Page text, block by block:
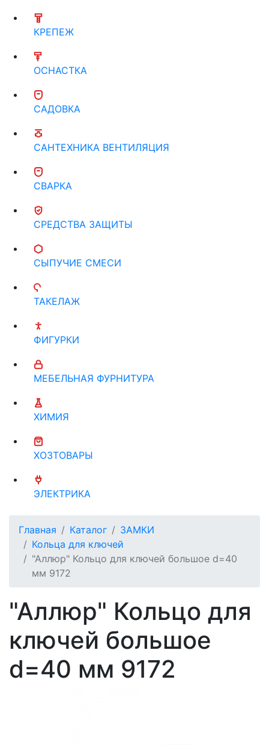
КРЕПЕЖ
ОСНАСТКА
САДОВКА
САНТЕХНИКА ВЕНТИЛЯЦИЯ
СВАРКА
СРЕДСТВА ЗАЩИТЫ
СЫПУЧИЕ СМЕСИ
ТАКЕЛАЖ
ФИГУРКИ
МЕБЕЛЬНАЯ ФУРНИТУРА
ХИМИЯ
ХОЗТОВАРЫ
ЭЛЕКТРИКА
Главная Каталог
ЗАМКИ
Кольца для ключей
"Аллюр" Кольцо для ключей большое d=40
мм 9172
"Аллюр" Кольцо для
ключей большое
d=40 мм 9172